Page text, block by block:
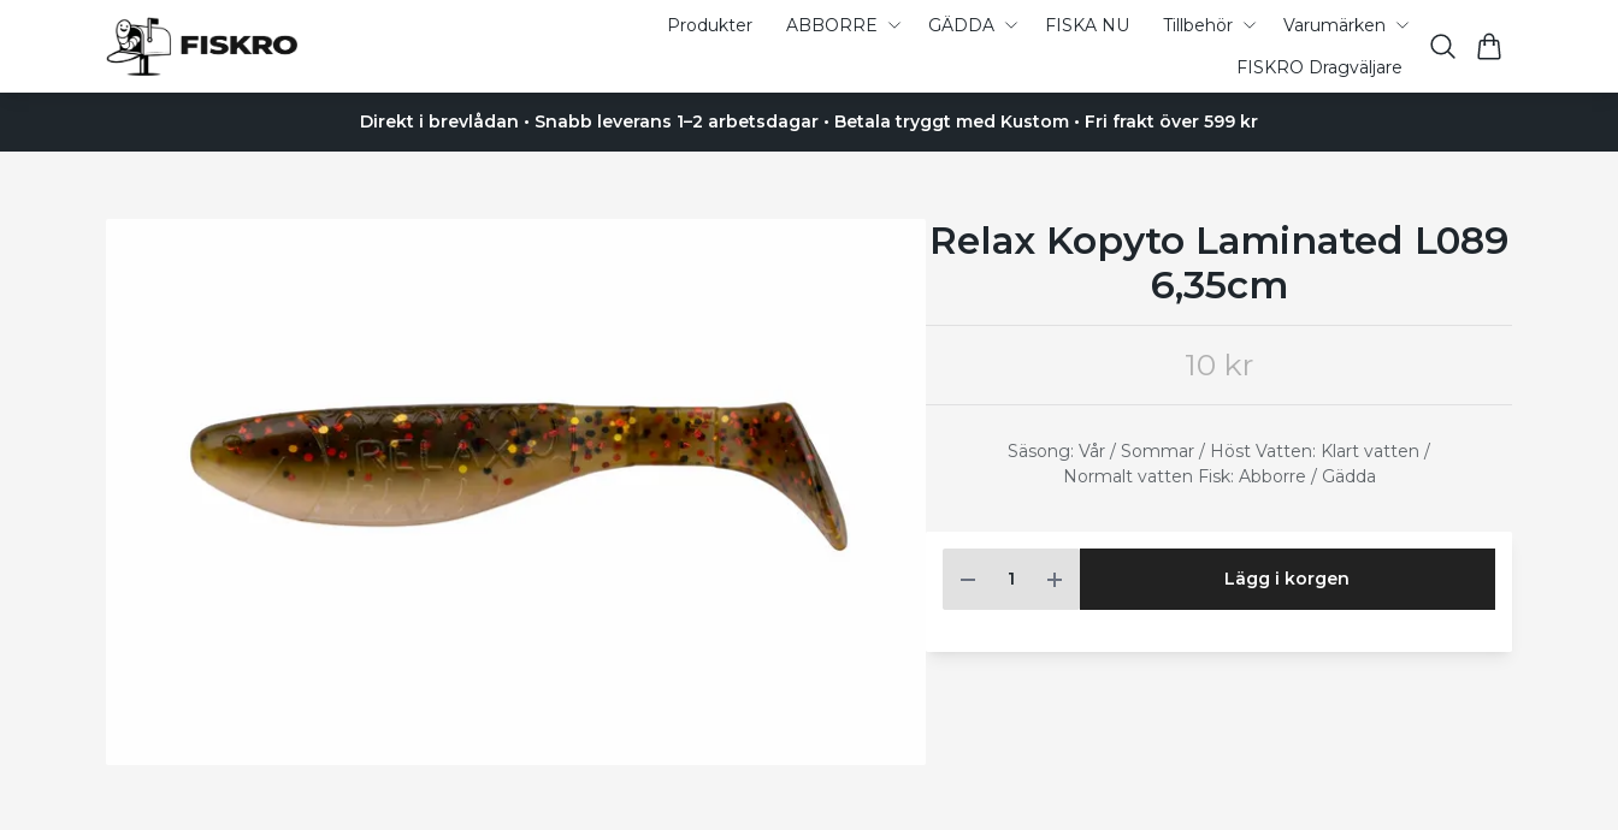
Produkter ABBORRE GÄDDA FISKA NU Tillbehör
Varumärken
FISKRO Dragväljare
Direkt i brevlådan • Snabb leverans 1–2 arbetsdagar • Betala tryggt med Kustom • Fri frakt över 599 kr
Relax Kopyto Laminated L089
6,35cm
10 kr
Säsong: Vår / Sommar / Höst Vatten: Klart vatten /
Normalt vatten Fisk: Abborre / Gädda
Lägg i korgen